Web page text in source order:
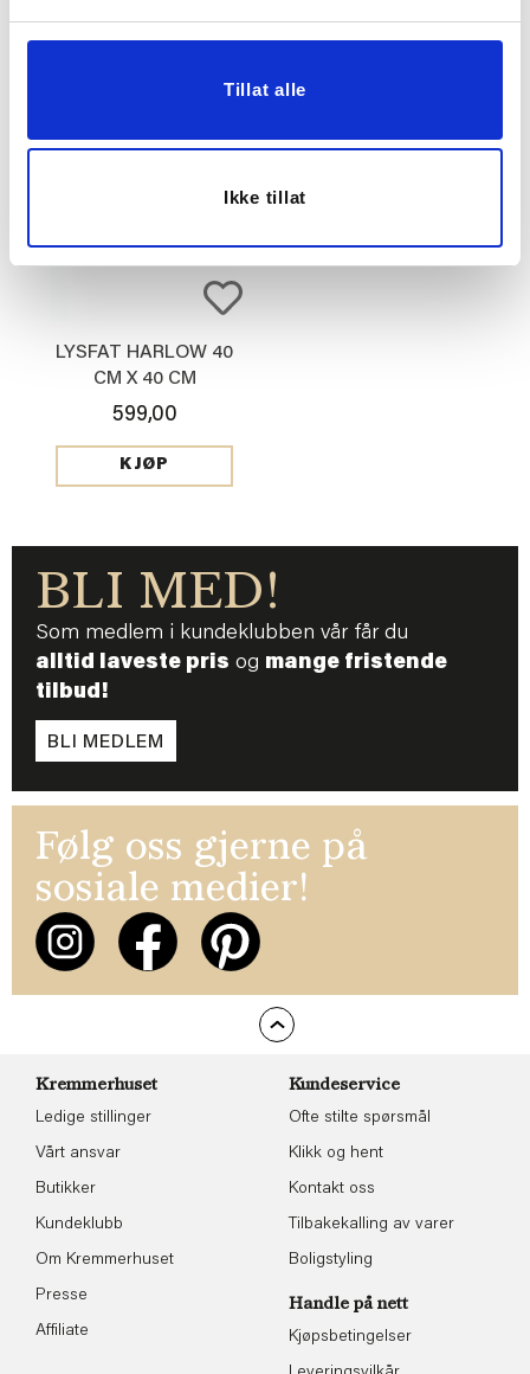
Tillat alle
Ikke tillat
LYSFAT HARLOW 40
CM X 40 CM
599,00
KJØP
BLI MED!
Som medlem i kundeklubben vår får du
alltid laveste pris og mange fristende
tilbud!
BLI MEDLEM
Følg oss gjerne på
sosiale medier!
Kremmerhuset
Ledige stillinger
Vårt ansvar
Butikker
Kundeklubb
Om Kremmerhuset
Presse
Affiliate
Kundeservice
Ofte stilte spørsmål
Klikk og hent
Kontakt oss
Tilbakekalling av varer
Boligstyling
Handle på nett
Kjøpsbetingelser